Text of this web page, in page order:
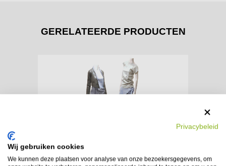
GERELATEERDE PRODUCTEN
Privacybeleid
Wij gebruiken cookies
We kunnen deze plaatsen voor analyse van onze bezoekersgegevens, om